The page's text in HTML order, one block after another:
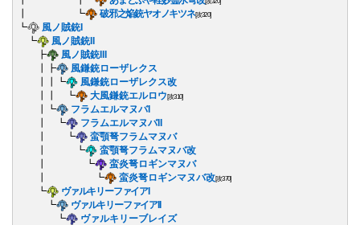
┃ ┗ 破邪之焔銃ヤオノキツネ[攻320]
┗
風ノ賊銃I
┗
風ノ賊銃II
┣
風ノ賊銃III
┃┣
風鎌銃ローザレクス
┃┃┗
風鎌銃ローザレクス改
┃┃ ┗
大風鎌銃エルロウ[攻310]
┃┗
フラムエルマヌバI
┃ ┗
フラムエルマヌバII
┃ ┗
蛮顎弩フラムマヌバ
┃ ┗
蛮顎弩フラムマヌバ改
┃ ┗
蛮炎弩ロギンマヌバ
┃ ┗
蛮炎弩ロギンマヌバ改[攻370]
┗
ヴァルキリーファイアI
┗
ヴァルキリーファイアII
┗
ヴァルキリーブレイズ